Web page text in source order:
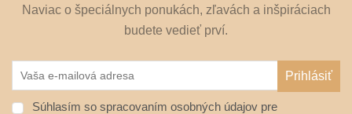
Naviac o špeciálnych ponukách, zľavách a inšpiráciach
budete vedieť prví.
Súhlasím so spracovaním osobných údajov pre